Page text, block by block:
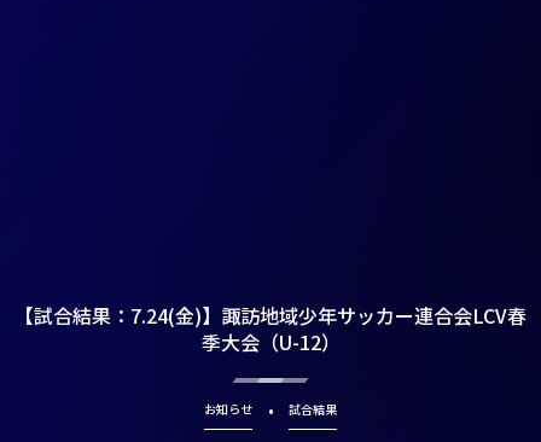
【試合結果：7.24(金)】諏訪地域少年サッカー連合会LCV春
季大会（U-12）
お知らせ 試合結果